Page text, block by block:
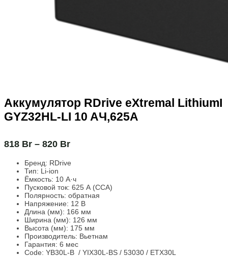
Аккумулятор RDrive eXtremal LithiumI
GYZ32HL-LI 10 AЧ,625А
818 Br – 820 Br
Бренд: RDrive
Тип: Li-ion
Ёмкость: 10 А·ч
Пусковой ток: 625 А (CCA)
Полярность: обратная
Напряжение: 12 В
Длина (мм): 166 мм
Ширина (мм): 126 мм
Высота (мм): 175 мм
Производитель: Вьетнам
Гарантия: 6 мес
Code: YB30L-B / YIX30L-BS / 53030 / ETX30L